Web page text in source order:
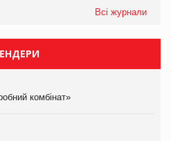
Всі журнали
комбінат»